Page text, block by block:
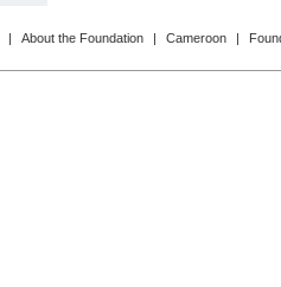
| About the Foundation | Cameroon |